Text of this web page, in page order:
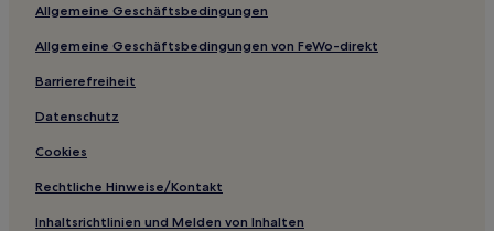
Industrial Santa Rita: Hotels
Amazonas 2. Abschnitt: Hotels
São Miguel: Hotels
Schöne Aussicht: Hotels
São Miguel: Hotels
Contagem Hotels
Candeias: Hotels
Allgemeine Geschäftsbedingungen
Allgemeine Geschäftsbedingungen von FeWo-direkt
Barrierefreiheit
Datenschutz
Cookies
Rechtliche Hinweise/Kontakt
Inhaltsrichtlinien und Melden von Inhalten